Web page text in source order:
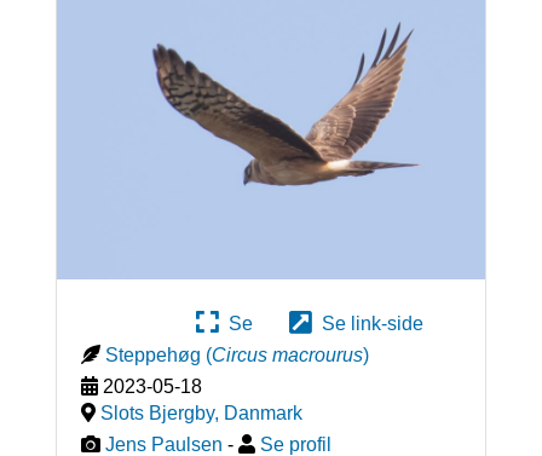
Se
Se link-side
Steppehøg (Circus macrourus)
2023-05-18
Slots Bjergby, Danmark
Jens Paulsen - Se profil